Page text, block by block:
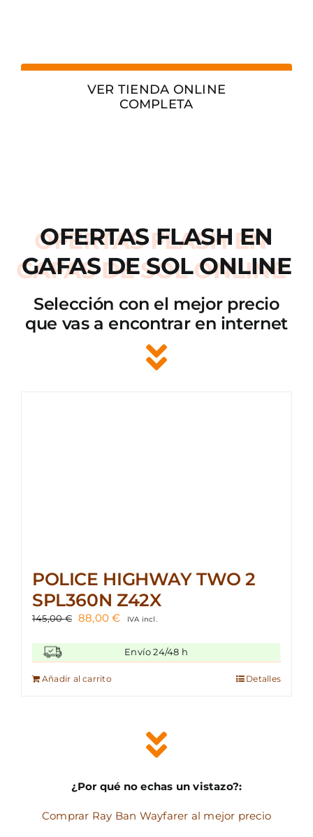
VER TIENDA ONLINE
COMPLETA
OFERTAS FLASH EN
GAFAS DE SOL ONLINE
Selección con el mejor precio
que vas a encontrar en internet
POLICE HIGHWAY TWO 2
SPL360N Z42X
145,00€ El
original
era:
145,00 €.
88,00€ El
actual
es:
IVA incl.
Envío 24/48 h
Añadir al carrito Detalles
¿Por qué no echas un vistazo?:
Comprar Ray Ban Wayfarer al mejor precio